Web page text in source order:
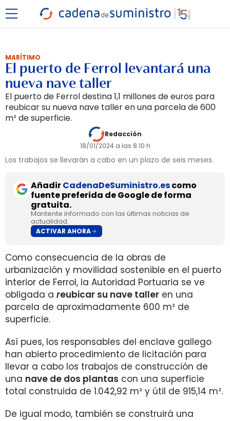
MARÍTIMO
El puerto de Ferrol levantará una
nueva nave taller
El puerto de Ferrol destina 1,1 millones de euros para
reubicar su nueva nave taller en una parcela de 600
m² de superficie.
Redacción
18/01/2024 a las 8:10 h
Los trabajos se llevarán a cabo en un plazo de seis meses.
AñadirCadenaDeSuministro.escomo
fuente preferida de Google de forma
gratuita.
Mantente informado con las últimas noticias de
actualidad.
ACTIVAR AHORA
Como consecuencia de la obras de
urbanización y movilidad sostenible en el puerto
interior de Ferrol, la Autoridad Portuaria se ve
obligada a reubicar su nave taller en una
parcela de aproximadamente 600 m² de
superficie.
Así pues, los responsables del enclave gallego
han abierto procedimiento de licitación para
llevar a cabo los trabajos de construcción de
una nave de dos plantas con una superficie
total construida de 1.042,92 m² y útil de 915,14 m².
De igual modo, también se construirá una